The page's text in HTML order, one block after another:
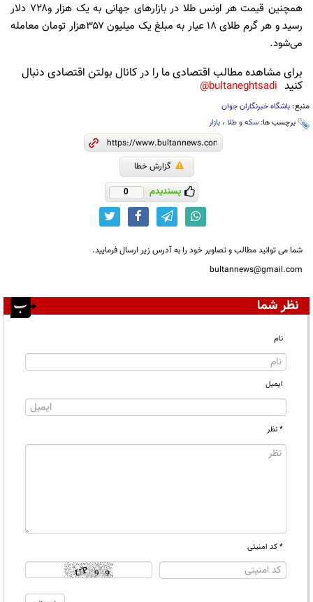
همچنین قیمت هر اونس طلا در بازار‌های جهانی به یک هزار و۷۲۸ دلار
رسید و هر گرم طلای ۱۸ عیار به مبلغ یک میلیون ۳۵۷هزار تومان معامله
می‌شود.
برای مشاهده مطالب اقتصادی ما را در کانال بولتن اقتصادی دنبال
کنید bultaneghtsadi@
منبع: باشگاه خبرنگاران جوان
برچسب ها: سکه و طلا ، بازار
گزارش خطا
پسندیدم 0
شما می توانید مطالب و تصاویر خود را به آدرس زیر ارسال فرمایید.
bultannews@gmail.com
نظر شما
نام
ایمیل
* نظر
* کد امنیتی